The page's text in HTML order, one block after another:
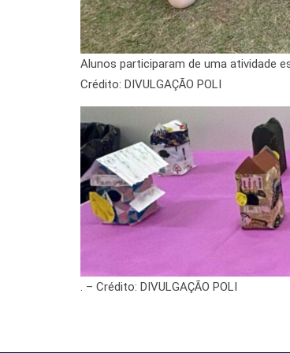
Alunos participaram de uma atividade
Crédito: DIVULGAÇÃO POLI
. – Crédito: DIVULGAÇÃO POLI